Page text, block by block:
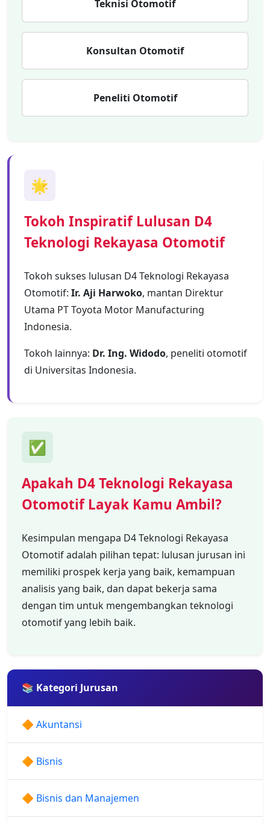
Teknisi Otomotif
Konsultan Otomotif
Peneliti Otomotif
🌟
Tokoh Inspiratif Lulusan D4
Teknologi Rekayasa Otomotif
Tokoh sukses lulusan D4 Teknologi Rekayasa
Otomotif: Ir. Aji Harwoko, mantan Direktur
Utama PT Toyota Motor Manufacturing
Indonesia.
Tokoh lainnya: Dr. Ing. Widodo, peneliti otomotif
di Universitas Indonesia.
✅
Apakah D4 Teknologi Rekayasa
Otomotif Layak Kamu Ambil?
Kesimpulan mengapa D4 Teknologi Rekayasa
Otomotif adalah pilihan tepat: lulusan jurusan ini
memiliki prospek kerja yang baik, kemampuan
analisis yang baik, dan dapat bekerja sama
dengan tim untuk mengembangkan teknologi
otomotif yang lebih baik.
📚 Kategori Jurusan
🔶 Akuntansi
🔶 Bisnis
🔶 Bisnis dan Manajemen